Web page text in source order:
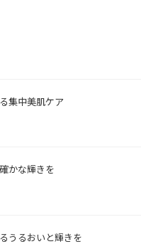
集中美肌ケア
かな輝きを
うるおいと輝きを